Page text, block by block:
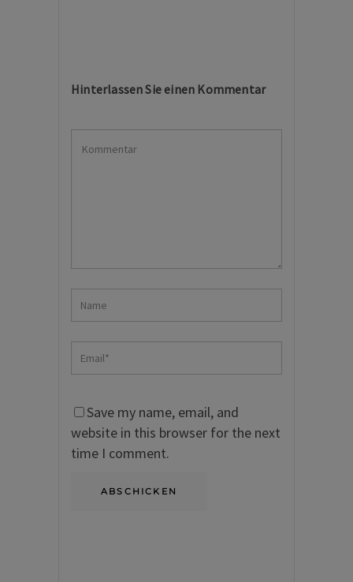
Hinterlassen Sie einen Kommentar
Save my name, email, and
website in this browser for the next
time I comment.